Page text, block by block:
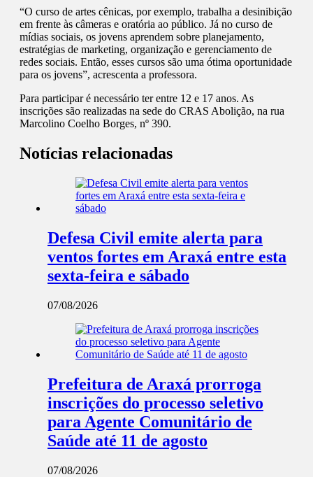
“O curso de artes cênicas, por exemplo, trabalha a desinibição
em frente às câmeras e oratória ao público. Já no curso de
mídias sociais, os jovens aprendem sobre planejamento,
estratégias de marketing, organização e gerenciamento de
redes sociais. Então, esses cursos são uma ótima oportunidade
para os jovens”, acrescenta a professora.
Para participar é necessário ter entre 12 e 17 anos. As
inscrições são realizadas na sede do CRAS Abolição, na rua
Marcolino Coelho Borges, nº 390.
Notícias relacionadas
Defesa Civil emite alerta para
ventos fortes em Araxá entre esta
sexta-feira e sábado
07/08/2026
Prefeitura de Araxá prorroga
inscrições do processo seletivo
para Agente Comunitário de
Saúde até 11 de agosto
07/08/2026